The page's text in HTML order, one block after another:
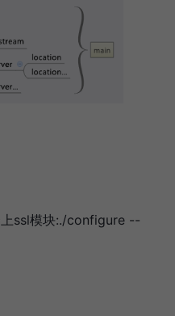
ssl模块:./configure --